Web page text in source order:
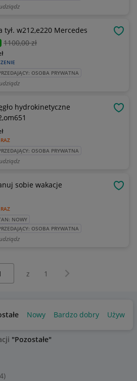
tył. w212,e220 Mercedes
1100,00 zł
OSOBA PRYWATNA
hydrokinetyczne
OSOBA PRYWATNA
sobie wakacje
NOWY
OSOBA PRYWATNA
z 1 Następna strona
Nowy Bardzo dobry Używany
"Pozostałe"